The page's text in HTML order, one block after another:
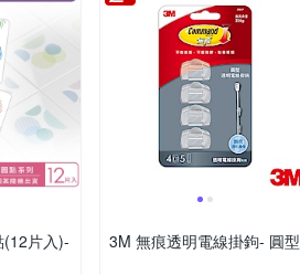
片入)-
3M 無痕透明電線掛鉤- 圓型